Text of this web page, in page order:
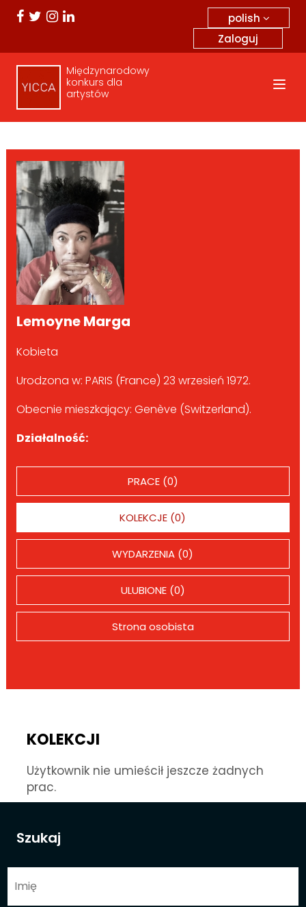
polish
Zaloguj
Międzynarodowy
konkurs dla
artystów
Szukaj
Lemoyne Marga
Kobieta
Urodzona w: PARIS (France) 23 wrzesień 1972.
Obecnie mieszkający: Genève (Switzerland).
Działalność:
PRACE (0)
KOLEKCJE (0)
WYDARZENIA (0)
ULUBIONE (0)
Strona osobista
KOLEKCJI
Użytkownik nie umieścił jeszcze żadnych
prac.